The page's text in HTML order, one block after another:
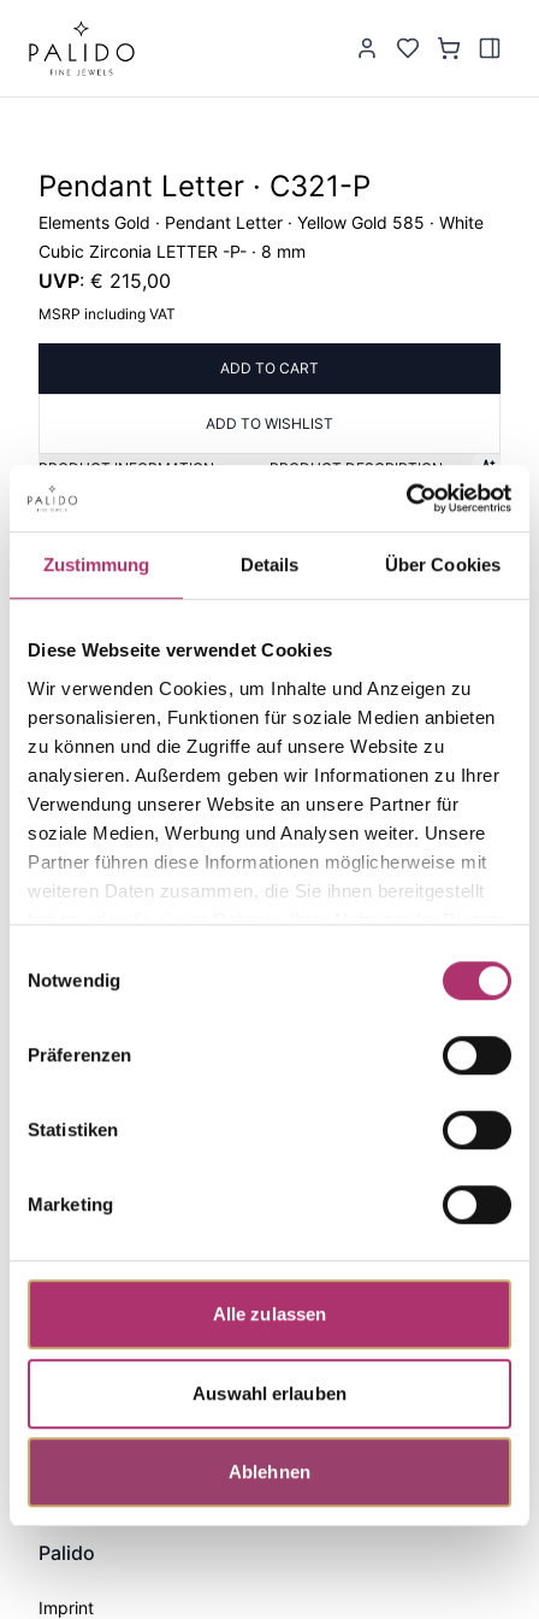
Zustimmung Details Über Cookies
Diese Webseite verwendet Cookies
Wir verwenden Cookies, um Inhalte und Anzeigen zu
personalisieren, Funktionen für soziale Medien anbieten
zu können und die Zugriffe auf unsere Website zu
analysieren. Außerdem geben wir Informationen zu Ihrer
Verwendung unserer Website an unsere Partner für
soziale Medien, Werbung und Analysen weiter. Unsere
Partner führen diese Informationen möglicherweise mit
weiteren Daten zusammen, die Sie ihnen bereitgestellt
haben oder die sie im Rahmen Ihrer Nutzung der Dienste
Notwendig
Präferenzen
Statistiken
Marketing
Alle zulassen
Auswahl erlauben
Ablehnen
Pendant Letter · C321-P
Elements Gold · Pendant Letter · Yellow Gold 585 · White
Cubic Zirconia LETTER -P- · 8 mm
UVP: € 215,00
MSRP including VAT
ADD TO CART
ADD TO WISHLIST
PRODUCT INFORMATION PRODUCT DESCRIPTION
Anhänger Buchstabe
Gold
EAN
Alternative
Metal Fineness
585
Metal Color
yellow gold
Size
8 mm
Gem Color
white
Gem Type
Gem
Discover more pieces from this collection.
Palido
Imprint